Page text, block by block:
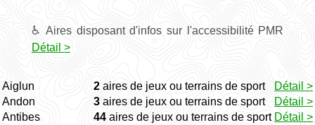
♿ Aires disposant d'infos sur l'accessibilité PMR
Détail >
Aiglun 2 aires de jeux ou terrains de sport
Détail >
Andon
3 aires de jeux ou terrains de sport
Détail >
Antibes
44 aires de jeux ou terrains de sport Détail >